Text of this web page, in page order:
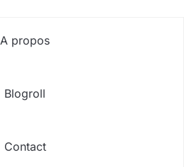
A propos
Blogroll
Contact